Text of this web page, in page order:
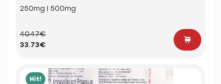
250mg | 500mg
40.47€
33.73€
Hit!